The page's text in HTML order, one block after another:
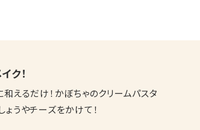
ク！
和えるだけ！かぼちゃのクリームパスタ
ょうやチーズをかけて！